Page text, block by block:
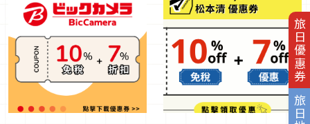
旅日優惠券